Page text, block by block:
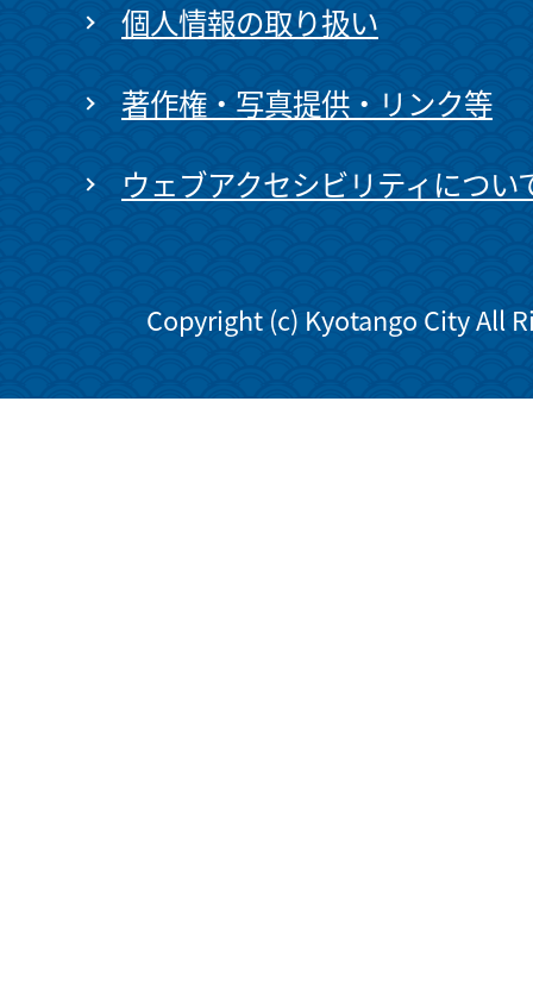
個人情報の取り扱い
著作権・写真提供・リンク等
ウェブアクセシビリティについ
Copyright (c) Kyotango City All